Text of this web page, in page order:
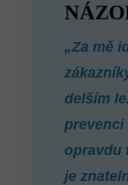
„Za mě
delším
prevenci
opravdu
je